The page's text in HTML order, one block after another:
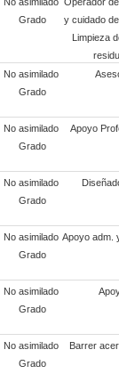
Grado
y cuidado
Limpieza
No asimilado
Grado
No asimilado
Grado
Apoyo
No asimilado
Grado
No asimilado
Grado
Apoyo adm.
No asimilado
Grado
No asimilado
Grado
Barrer